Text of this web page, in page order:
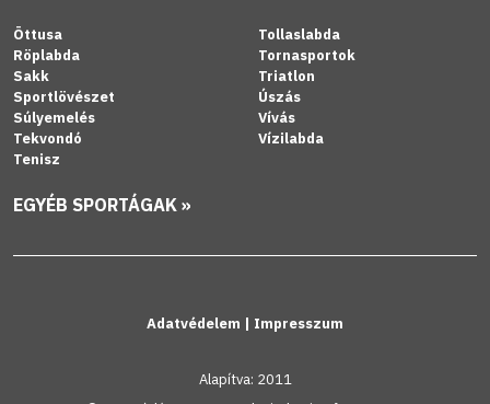
Öttusa
Röplabda
Sakk
Sportlövészet
Súlyemelés
Tekvondó
Tenisz
Tollaslabda
Tornasportok
Triatlon
Úszás
Vívás
Vízilabda
EGYÉB SPORTÁGAK »
Adatvédelem | Impresszum
Alapítva: 2011